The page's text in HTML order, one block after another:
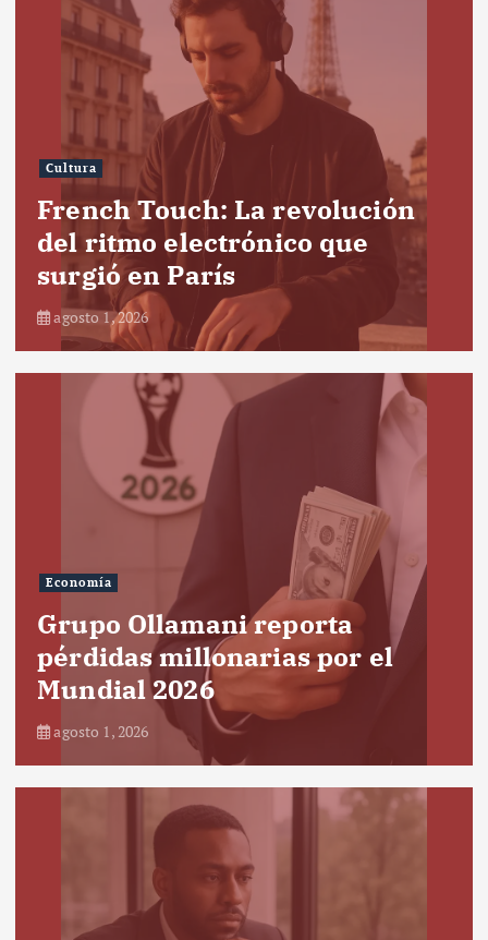
Cultura
French Touch: La revolución
del ritmo electrónico que
surgió en París
agosto 1, 2026
Economía
Grupo Ollamani reporta
pérdidas millonarias por el
Mundial 2026
agosto 1, 2026